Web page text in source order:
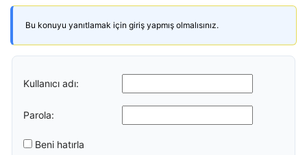
Bu konuyu yanıtlamak için giriş yapmış olmalısınız.
Kullanıcı adı:
Parola:
Beni hatırla